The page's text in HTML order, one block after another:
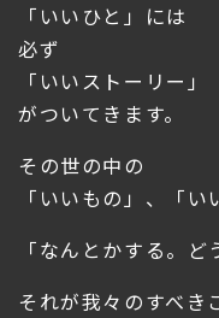
「いいひと」には
必ず
「いいストーリー」
がついてきます。
その世の中の
「いいもの」、「
「なんとかする。ど
それが我々のすべき